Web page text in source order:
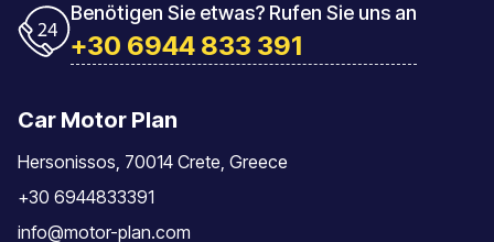
Benötigen Sie etwas? Rufen Sie uns an
+30 6944 833 391
Car Motor Plan
Hersonissos, 70014 Crete, Greece
+30 6944833391
info@motor-plan.com